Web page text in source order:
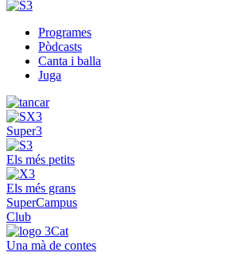
Programes
Pòdcasts
Canta i balla
Juga
Super3
Els més petits
Els més grans
SuperCampus
Club
Una mà de contes